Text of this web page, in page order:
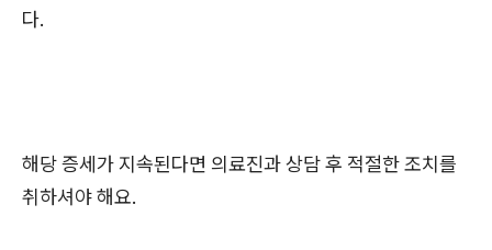
다.
해당 증세가 지속된다면 의료진과 상담 후 적절한 조치를
취하셔야 해요.